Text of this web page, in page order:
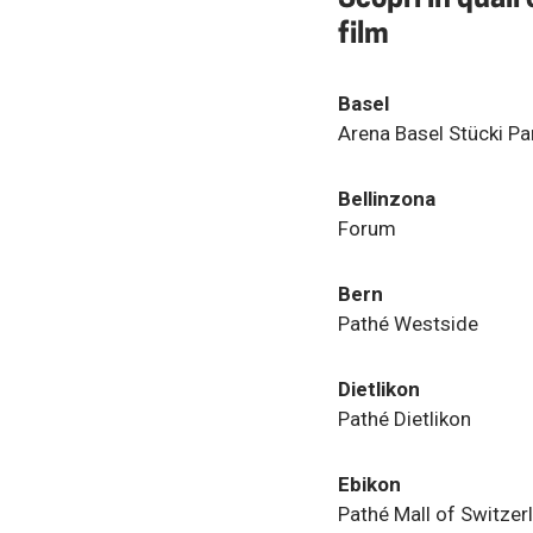
film
Basel
Arena Basel Stücki
Bellinzona
Forum
Bern
Pathé Westside
Dietlikon
Pathé Dietlikon
Ebikon
Pathé Mall of